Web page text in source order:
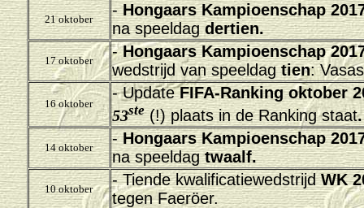
21 oktober
-Hongaars Kampioenschap
na speeldagdertien.
17 oktober
-Hongaars Kampioenschap
wedstrijd van speeldagtien:
16 oktober
- Update FIFA-Ranking oktober
53ste(!) plaats in de Ranking staat.
14 oktober
-Hongaars Kampioenschap
na speeldagtwaalf.
10 oktober
- TiendekwalificatiewedstrijdWK
tegen Faeröer.